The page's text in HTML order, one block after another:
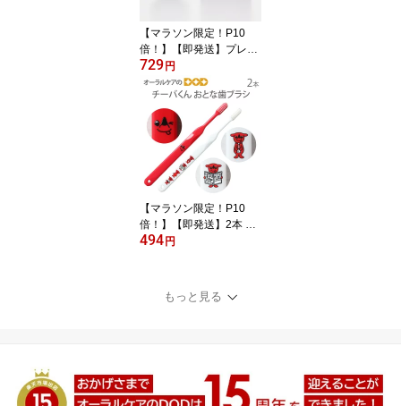
ンプル7ml×10本付【メ
ール便不可】【送料無
料】
【マラソン限定！P10
倍！】【即発送】プレミ
アムホワイトデンタルフ
ロス 50m フッ素配合 WA
X付 1個【メール便可 12
個まで】
729円
【マラソン限定！P10
倍！】【即発送】2本 チ
ーバくん おとな歯ブラシ
ール便可 10セット（20
本）まで】
494円
もっと見る